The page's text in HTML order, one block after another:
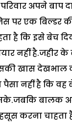
अपने बाप
पर एक बिल्डर
है कि इसे बेच
नहीं है.जहीर
खास देखभाल
पैसा नहीं है कि
बालक
करना चाहता